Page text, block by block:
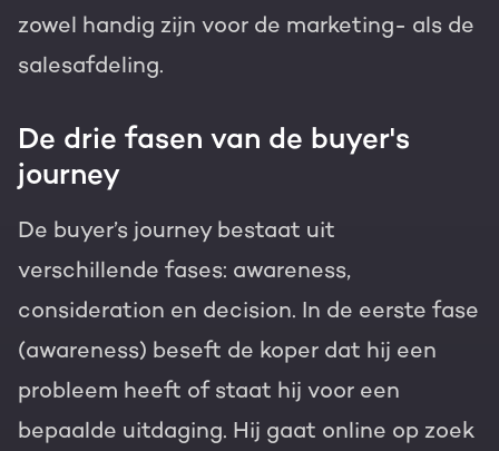
zowel handig zijn voor de marketing- als de
salesafdeling.
De drie fasen van de buyer's
journey
De buyer’s journey bestaat uit
verschillende fases: awareness,
consideration en decision. In de eerste fase
(awareness) beseft de koper dat hij een
probleem heeft of staat hij voor een
bepaalde uitdaging. Hij gaat online op zoek